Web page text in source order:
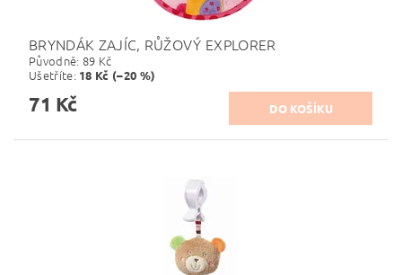
BRYNDÁK ZAJÍC, RŮŽOVÝ EXPLORER
Původně: 89 Kč
Ušetříte: 18 Kč (–20 %)
71 Kč